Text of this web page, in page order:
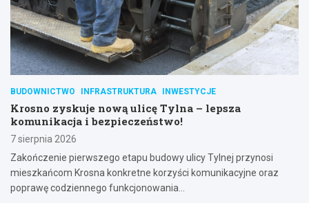
BUDOWNICTWO INFRASTRUKTURA INWESTYCJE
Krosno zyskuje nową ulicę Tylna – lepsza
komunikacja i bezpieczeństwo!
7 sierpnia 2026
Zakończenie pierwszego etapu budowy ulicy Tylnej przynosi
mieszkańcom Krosna konkretne korzyści komunikacyjne oraz
poprawę codziennego funkcjonowania…